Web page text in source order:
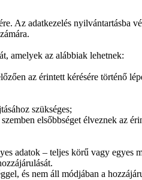
Az adatkezelés nyilvántartásba
amelyek az alábbiak lehetnek:
az érintett kérésére történő
szükséges;
elsőbbséget élveznek az
adatok – teljes körű vagy egyes
és nem áll módjában a